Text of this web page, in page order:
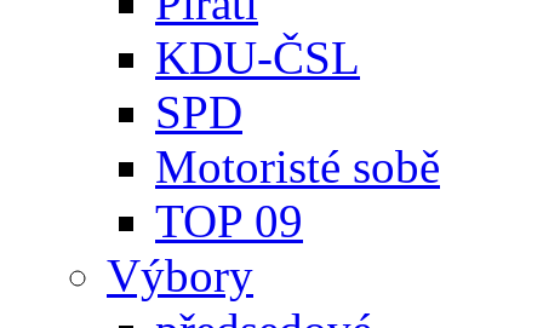
KDU-ČSL
SPD
Motoristé sobě
TOP 09
Výbory